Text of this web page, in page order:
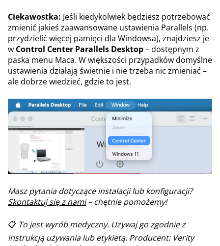
Ciekawostka: Jeśli kiedykolwiek będziesz potrzebować
zmienić jakieś zaawansowane ustawienia Parallels (np.
przydzielić więcej pamięci dla Windowsa), znajdziesz je
w Control Center Parallels Desktop– dostępnym z
paska menu Maca. W większości przypadków domyślne
ustawienia działają świetnie i nie trzeba nic zmieniać –
ale dobrze wiedzieć, gdzie to jest.
Masz pytania dotyczące instalacji lub konfiguracji?
Skontaktuj się z nami– chętnie pomożemy!
📋 To jest wyrób medyczny. Używaj go zgodnie z
instrukcją używania lub etykietą. Producent: Verity